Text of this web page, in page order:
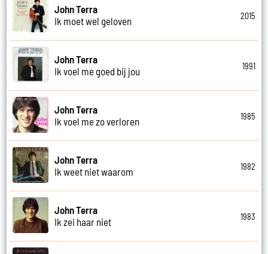
John Terra
Ik moet wel geloven
2015
John Terra
Ik voel me goed bij jou
1991
John Terra
Ik voel me zo verloren
1985
John Terra
Ik weet niet waarom
1982
John Terra
Ik zei haar niet
1983